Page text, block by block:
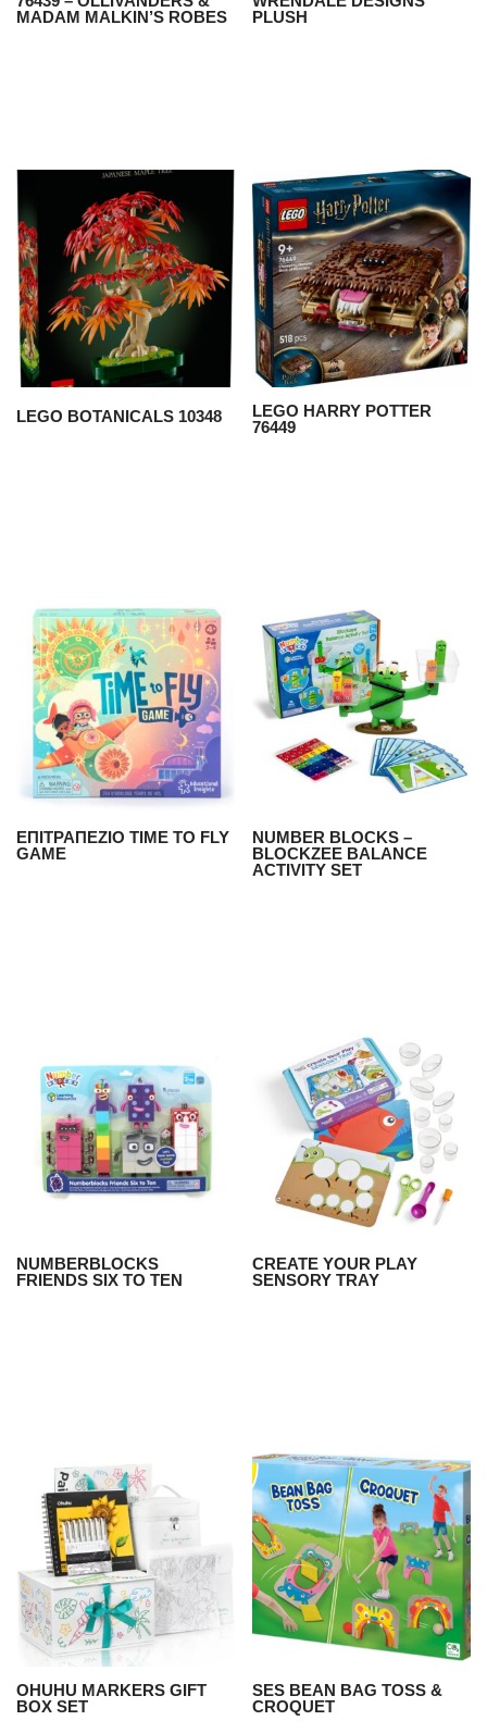
MADAM MALKIN’S ROBES
PLUSH
LEGO BOTANICALS 10348
LEGO HARRY POTTER
76449
ΕΠΙΤΡΑΠΕΖΙΟ TIME TO FLY
GAME
NUMBER BLOCKS –
BLOCKZEE BALANCE
ACTIVITY SET
NUMBERBLOCKS
FRIENDS SIX TO TEN
CREATE YOUR PLAY
SENSORY TRAY
OHUHU MARKERS GIFT
BOX SET
SES BEAN BAG TOSS &
CROQUET